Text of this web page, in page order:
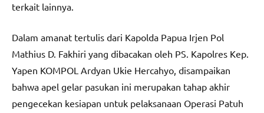
terkait lainnya.
Dalam amanat tertulis dari Kapolda Papua Irjen Pol
Mathius D. Fakhiri yang dibacakan oleh PS. Kapolres Kep.
Yapen KOMPOL Ardyan Ukie Hercahyo, disampaikan
bahwa apel gelar pasukan ini merupakan tahap akhir
pengecekan kesiapan untuk pelaksanaan Operasi Patuh